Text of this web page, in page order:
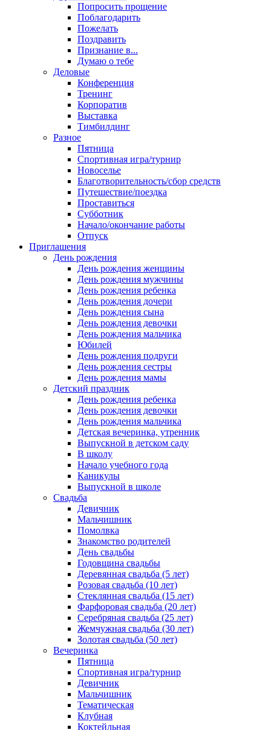
Попросить прощение
Поблагодарить
Пожелать
Поздравить
Признание в...
Думаю о тебе
Деловые
Конференция
Тренинг
Корпоратив
Выставка
Тимбилдинг
Разное
Пятница
Спортивная игра/турнир
Новоселье
Благотворительность/сбор средств
Путешествие/поездка
Проставиться
Субботник
Начало/окончание работы
Отпуск
Приглашения
День рождения
День рождения женщины
День рождения мужчины
День рождения ребенка
День рождения дочери
День рождения сына
День рождения девочки
День рождения мальчика
Юбилей
День рождения подруги
День рождения сестры
День рождения мамы
Детский праздник
День рождения ребенка
День рождения девочки
День рождения мальчика
Детская вечеринка, утренник
Выпускной в детском саду
В школу
Начало учебного года
Каникулы
Выпускной в школе
Свадьба
Девичник
Мальчишник
Помолвка
Знакомство родителей
День свадьбы
Годовщина свадьбы
Деревянная свадьба (5 лет)
Розовая свадьба (10 лет)
Стеклянная свадьба (15 лет)
Фарфоровая свадьба (20 лет)
Серебряная свадьба (25 лет)
Жемчужная свадьба (30 лет)
Золотая свадьба (50 лет)
Вечеринка
Пятница
Спортивная игра/турнир
Девичник
Мальчишник
Тематическая
Клубная
Коктейльная